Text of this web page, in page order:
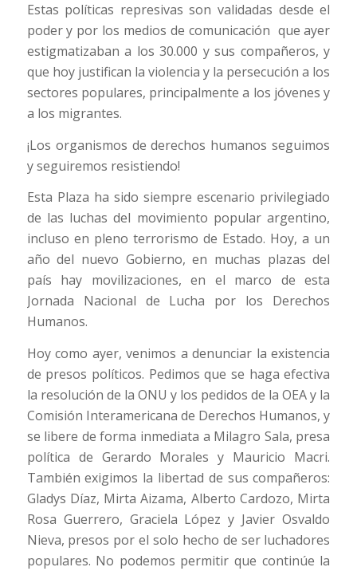
Estas políticas represivas son validadas desde el
poder y por los medios de comunicación que ayer
estigmatizaban a los 30.000 y sus compañeros, y
que hoy justifican la violencia y la persecución a los
sectores populares, principalmente a los jóvenes y
a los migrantes.
¡Los organismos de derechos humanos seguimos
y seguiremos resistiendo!
Esta Plaza ha sido siempre escenario privilegiado
de las luchas del movimiento popular argentino,
incluso en pleno terrorismo de Estado. Hoy, a un
año del nuevo Gobierno, en muchas plazas del
país hay movilizaciones, en el marco de esta
Jornada Nacional de Lucha por los Derechos
Humanos.
Hoy como ayer, venimos a denunciar la existencia
de presos políticos. Pedimos que se haga efectiva
la resolución de la ONU y los pedidos de la OEA y la
Comisión Interamericana de Derechos Humanos, y
se libere de forma inmediata a Milagro Sala, presa
política de Gerardo Morales y Mauricio Macri.
También exigimos la libertad de sus compañeros:
Gladys Díaz, Mirta Aizama, Alberto Cardozo, Mirta
Rosa Guerrero, Graciela López y Javier Osvaldo
Nieva, presos por el solo hecho de ser luchadores
populares. No podemos permitir que continúe la